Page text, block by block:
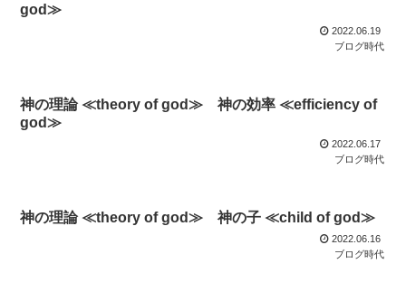
god≫
2022.06.19
ブログ時代
神の理論 ≪theory of god≫ 神の効率 ≪efficiency of
god≫
2022.06.17
ブログ時代
神の理論 ≪theory of god≫ 神の子 ≪child of god≫
2022.06.16
ブログ時代